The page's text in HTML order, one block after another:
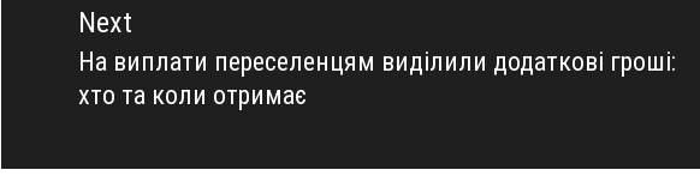
Next
Next
post:
На виплати переселенцям виділили додаткові гроші:
хто та коли отримає